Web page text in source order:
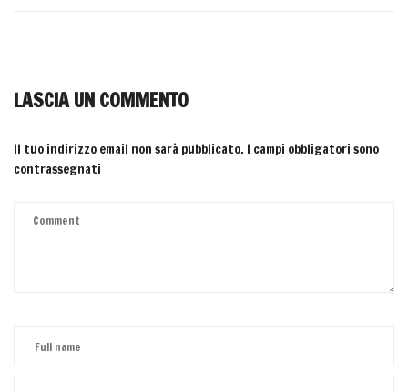
LASCIA UN COMMENTO
Il tuo indirizzo email non sarà pubblicato. I campi obbligatori sono
contrassegnati